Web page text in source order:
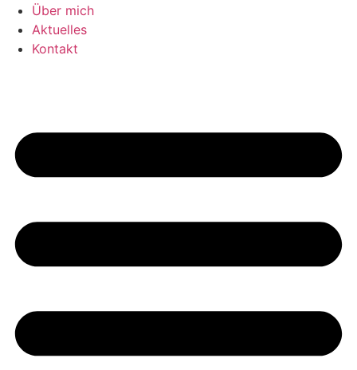
Über mich
Aktuelles
Kontakt